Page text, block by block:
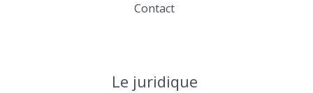
Contact
Le juridique